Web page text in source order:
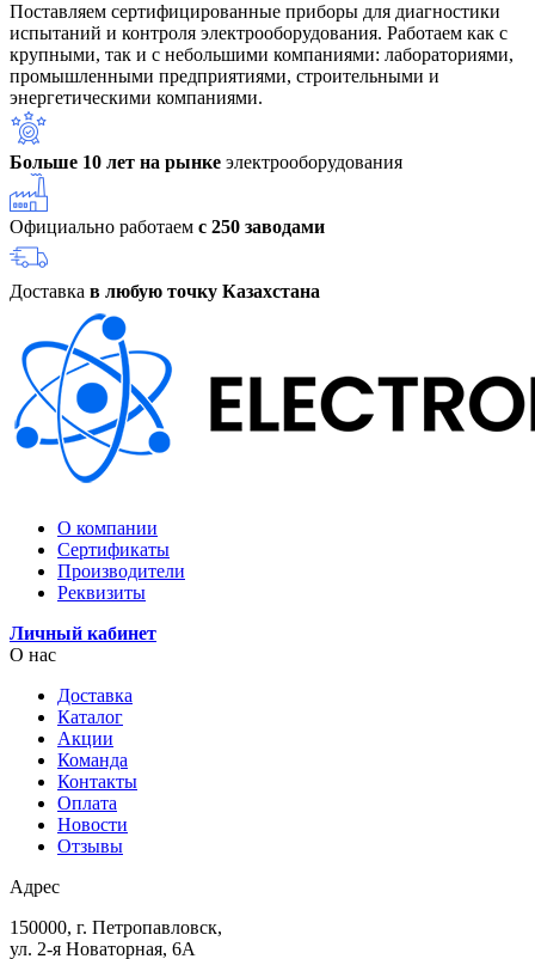
Поставляем сертифицированные приборы для диагностики
испытаний и контроля электрооборудования. Работаем как с
крупными, так и с небольшими компаниями: лабораториями,
промышленными предприятиями, строительными и
энергетическими компаниями.
Больше 10 лет на рынке электрооборудования
Официально работаем с 250 заводами
Доставка в любую точку Казахстана
О компании
Сертификаты
Производители
Реквизиты
Личный кабинет
О нас
Доставка
Каталог
Акции
Команда
Контакты
Оплата
Новости
Отзывы
Адрес
150000, г. Петропавловск,
ул. 2-я Новаторная, 6А